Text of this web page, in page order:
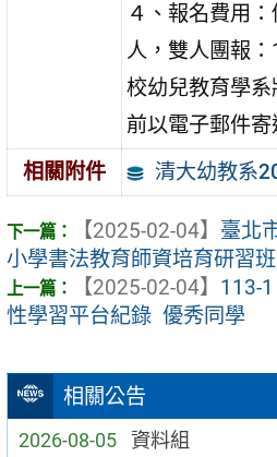
相關公告
2026-08-05 資料組
４、報名費用
人，雙人團報
校幼兒教育學
前以電子郵件寄
相關附件
清大幼教系
【2025-02-04】 臺北
小學書法教育師資培育研習
【2025-02-04】 113-
性學習平台紀錄 優秀同學